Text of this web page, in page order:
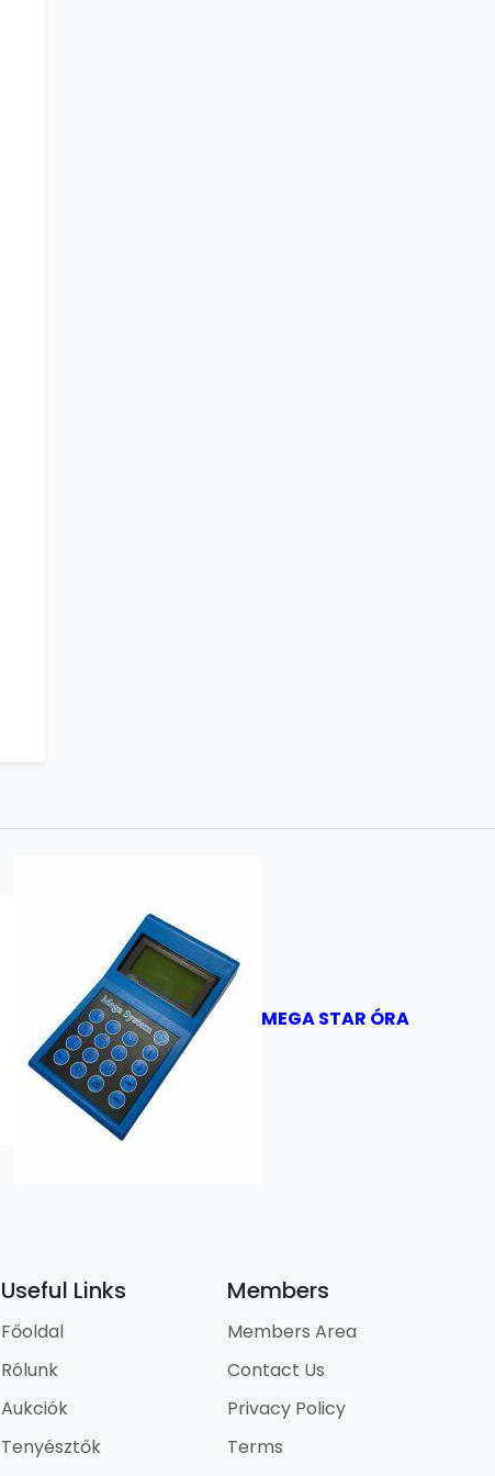
MEGA STAR ÓRA
Useful Links
Főoldal
Rólunk
Aukciók
Tenyésztők
Members
Members Area
Contact Us
Privacy Policy
Terms